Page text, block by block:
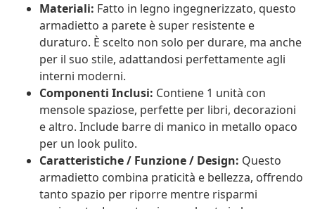
Materiali: Fatto in legno ingegnerizzato, questo
armadietto a parete è super resistente e
duraturo. È scelto non solo per durare, ma anche
per il suo stile, adattandosi perfettamente agli
interni moderni.
Componenti Inclusi: Contiene 1 unità con
mensole spaziose, perfette per libri, decorazioni
e altro. Include barre di manico in metallo opaco
per un look pulito.
Caratteristiche / Funzione / Design: Questo
armadietto combina praticità e bellezza, offrendo
tanto spazio per riporre mentre risparmi